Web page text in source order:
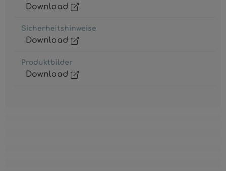
Download
Sicherheitshinweise
Download
Produktbilder
Download